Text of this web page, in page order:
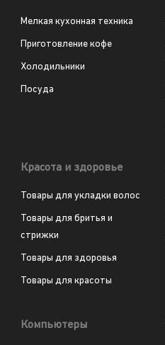
Мелкая кухонная техника
Приготовление кофе
Холодильники
Посуда
Красота и здоровье
Товары для укладки волос
Товары для бритья и
стрижки
Товары для здоровья
Товары для красоты
Компьютеры